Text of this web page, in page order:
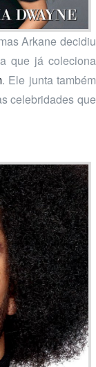
Arkane decidiu
que já coleciona
. Ele junta também
celebridades que